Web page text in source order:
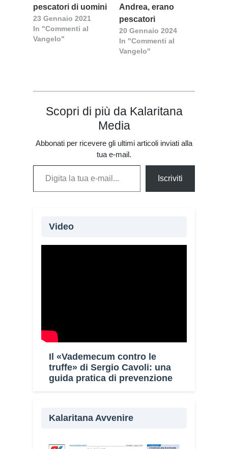
pescatori di uomini
23 Gennaio 2021
In "Commenti al
Vangelo"
Andrea, erano
pescatori
20 Gennaio 2024
In "Commenti al
Vangelo"
Scopri di più da Kalaritana
Media
Abbonati per ricevere gli ultimi articoli inviati alla
tua e-mail.
Digita la tua e-mail...
Iscriviti
Video
Il «Vademecum contro le
truffe» di Sergio Cavoli: una
guida pratica di prevenzione
Kalaritana Avvenire